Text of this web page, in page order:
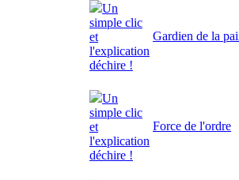
Un
simple clic
et
l'explication
déchire !
Gardien de la
Un
simple clic
et
l'explication
déchire !
Force de l'ordre